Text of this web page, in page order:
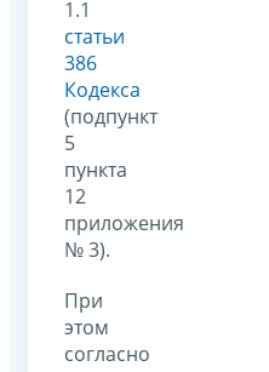
1.1
статьи
386
Кодекса
(подпункт
5
пункта
12
приложения
№ 3).
При
этом
согласно